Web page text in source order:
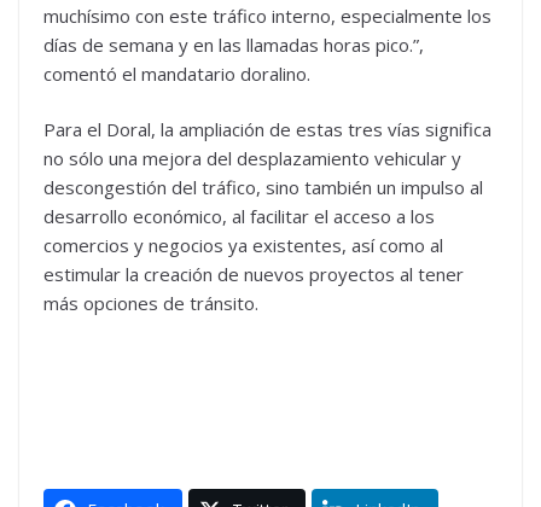
muchísimo con este tráfico interno, especialmente los
días de semana y en las llamadas horas pico.”,
comentó el mandatario doralino.
Para el Doral, la ampliación de estas tres vías significa
no sólo una mejora del desplazamiento vehicular y
descongestión del tráfico, sino también un impulso al
desarrollo económico, al facilitar el acceso a los
comercios y negocios ya existentes, así como al
estimular la creación de nuevos proyectos al tener
más opciones de tránsito.